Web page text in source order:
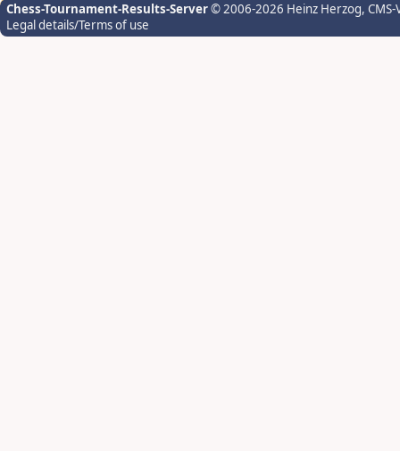
Chess-Tournament-Results-Server© 2006-2026 Heinz Herzog,
Legal details/Terms of use